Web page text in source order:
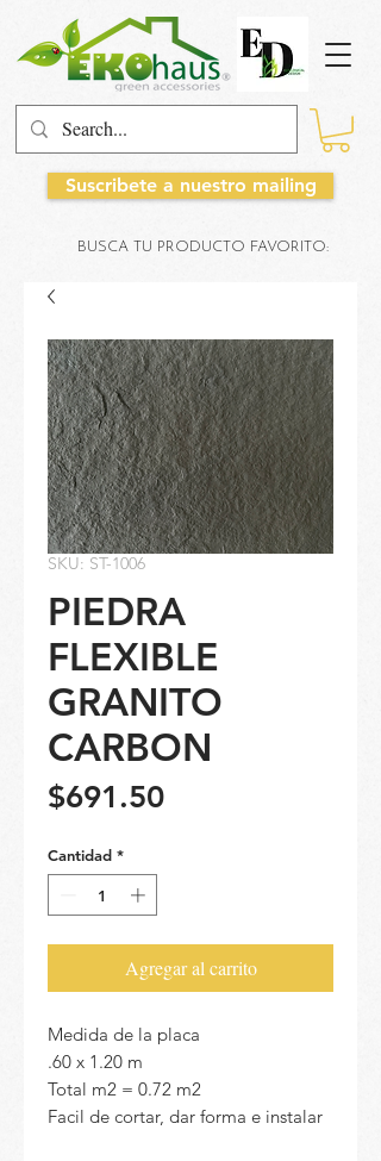
Suscribete a nuestro mailing
BUSCA TU PRODUCTO FAVORITO:
SKU: ST-1006
PIEDRA
FLEXIBLE
GRANITO
CARBON
$691.50Precio
Cantidad *
Agregar al carrito
Medida de la placa
.60 x 1.20 m
Total m2 = 0.72 m2
Facil de cortar, dar forma e instalar